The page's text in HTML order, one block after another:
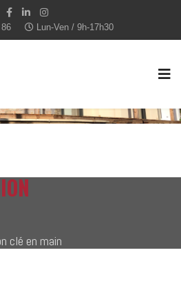
Lun-Ven / 9h-17h30
clé en main